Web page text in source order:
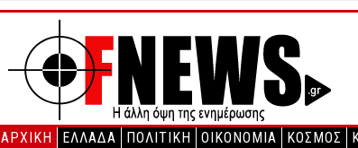
ΑΡΧΙΚΉ ΕΛΛΑΔΑ ΠΟΛΙΤΙΚΗ ΟΙΚΟΝΟΜΙΑ ΚΟΣΜΟΣ